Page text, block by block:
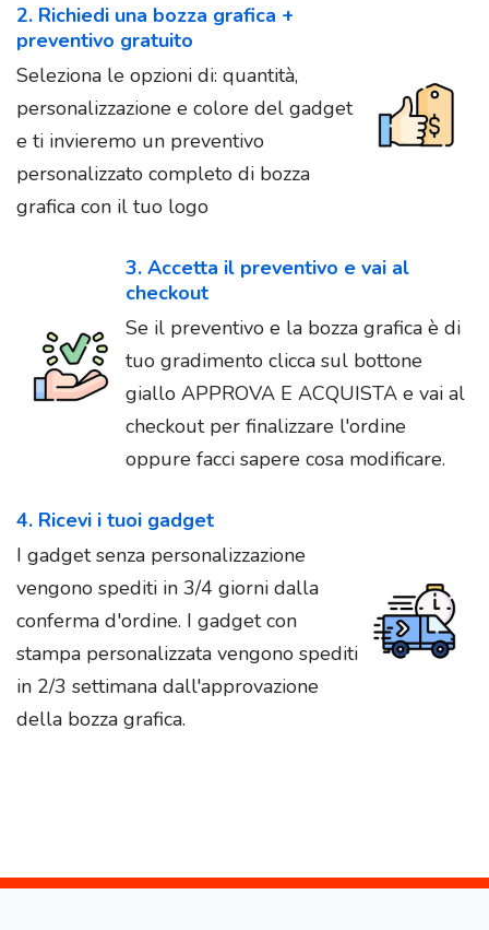
2. Richiedi una bozza grafica +
preventivo gratuito
Seleziona le opzioni di: quantità,
personalizzazione e colore del gadget
e ti invieremo un preventivo
personalizzato completo di bozza
grafica con il tuo logo
3. Accetta il preventivo e vai al
checkout
Se il preventivo e la bozza grafica è di
tuo gradimento clicca sul bottone
giallo APPROVA E ACQUISTA e vai al
checkout per finalizzare l'ordine
oppure facci sapere cosa modificare.
4. Ricevi i tuoi gadget
I gadget senza personalizzazione
vengono spediti in 3/4 giorni dalla
conferma d'ordine. I gadget con
stampa personalizzata vengono spediti
in 2/3 settimana dall'approvazione
della bozza grafica.